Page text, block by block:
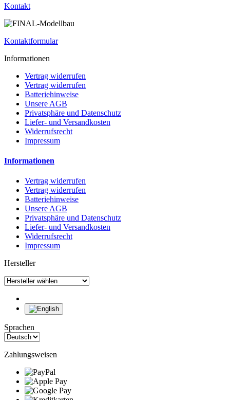
Kontakt
Kontaktformular
Informationen
Vertrag widerrufen
Vertrag widerrufen
Batteriehinweise
Unsere AGB
Privatsphäre und Datenschutz
Liefer- und Versandkosten
Widerrufsrecht
Impressum
Informationen
Vertrag widerrufen
Vertrag widerrufen
Batteriehinweise
Unsere AGB
Privatsphäre und Datenschutz
Liefer- und Versandkosten
Widerrufsrecht
Impressum
Hersteller
Sprachen
Zahlungsweisen